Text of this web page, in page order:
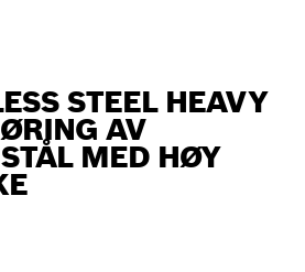
STEEL HEAVY
AV
MED HØY